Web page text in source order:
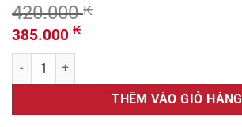
420.000₭
Giá
gốc
là:
420.000 ₭.
385.000 ₭Giá
là:
385.000 ₭.
NBD015 Acer-One11-6-Battery số lượng
THÊM VÀO GIỎ HÀNG